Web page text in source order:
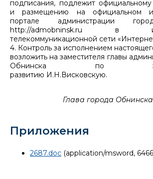
подписания, подлежит
и размещению на официальном
портале администрации
http://admobninsk.ru в
телекоммуникационной сети
4. Контроль за исполнением
возложить на заместителя главы
Обнинска по
развитию И.Н.Висковскую.
Глава города
Приложения
2687.doc (application/msword,